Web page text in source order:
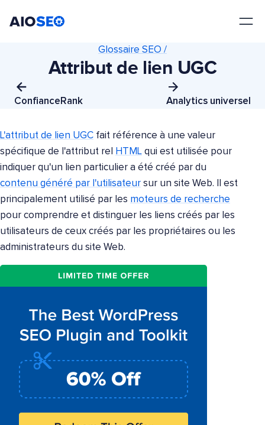
ConfianceRank
Glossaire SEO /
Attribut de lien UGC
Analytics universel
L'attribut de lien UGC fait référence à une valeur
spécifique de l'attribut rel
HTML qui est utilisée pour
indiquer qu'un lien particulier a été créé par du
contenu généré par l'utilisateur sur un site Web. Il est
principalement utilisé par les moteurs de recherche
pour comprendre et distinguer les liens créés par les
utilisateurs de ceux créés par les propriétaires ou les
administrateurs du site Web.